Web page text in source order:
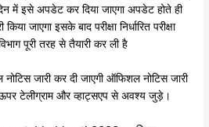
में इसे अपडेट कर दिया जाएगा अपडेट होते ही
जाएगा इसके बाद परीक्षा निर्धारित परीक्षा
पूरी तरह से तैयारी कर ली है
जारी कर दी जाएगी ऑफिशल नोटिस जारी
टेलीग्राम और व्हाट्सएप से अवश्य जुड़े।